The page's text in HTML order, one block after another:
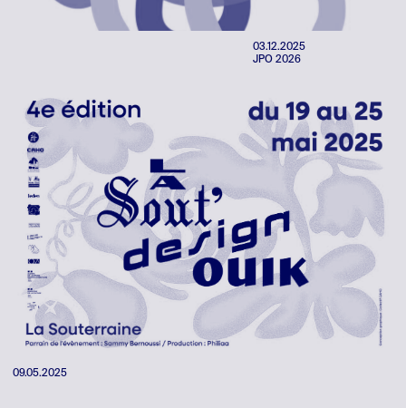
03.12.2025
JPO 2026
09.05.2025